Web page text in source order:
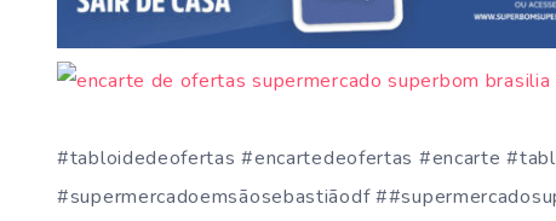
#tabloidedeofertas #encartedeofertas #encarte
#supermercadoemsãosebastiãodf